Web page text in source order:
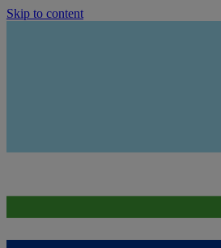
Skip to content